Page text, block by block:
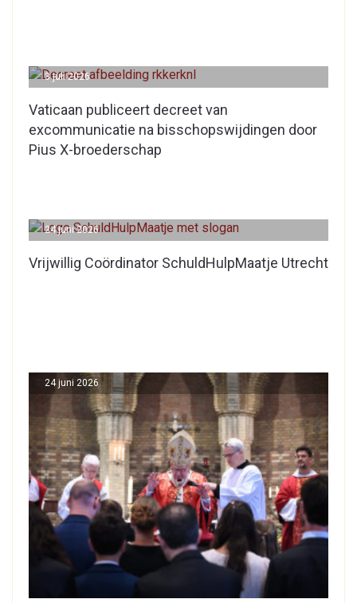
Vaticaan publiceert decreet van
excommunicatie na bisschopswijdingen door
Pius X-broederschap
3 juli 2026
Vrijwillig Coördinator SchuldHulpMaatje Utrecht
24 juni 2026
24 juni 2026